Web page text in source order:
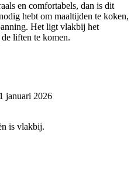
en comfortabels, dan is dit
hebt om maaltijden te koken,
Het ligt vlakbij het
liften te komen.
januari 2026
is vlakbij.